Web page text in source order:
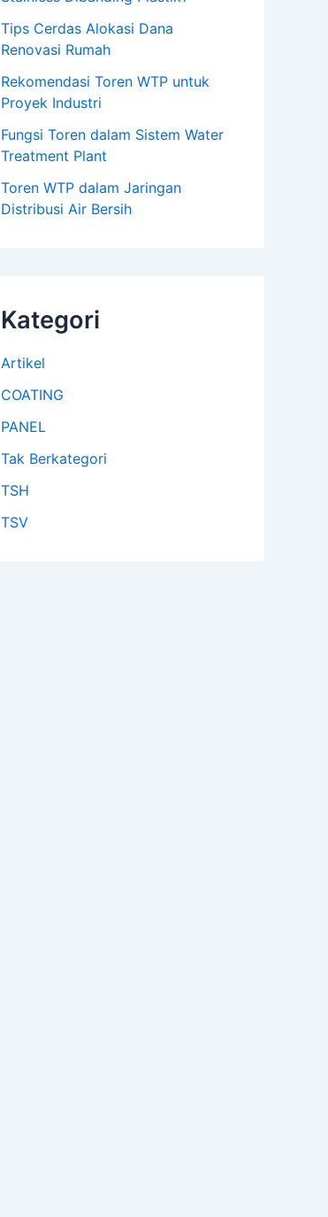
Tips Cerdas Alokasi Dana
Renovasi Rumah
Rekomendasi Toren WTP untuk
Proyek Industri
Fungsi Toren dalam Sistem Water
Treatment Plant
Toren WTP dalam Jaringan
Distribusi Air Bersih
Kategori
Artikel
COATING
PANEL
Tak Berkategori
TSH
TSV